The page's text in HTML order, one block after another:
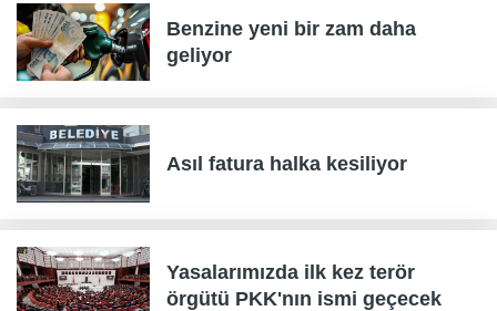
Benzine yeni bir zam daha
geliyor
Asıl fatura halka kesiliyor
Yasalarımızda ilk kez terör
örgütü PKK'nın ismi geçecek